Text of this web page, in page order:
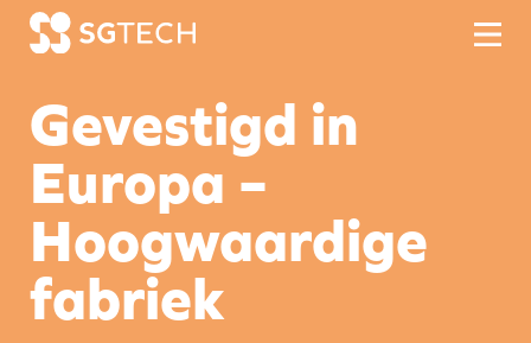
Skip to content
Gevestigd in
Europa –
Hoogwaardige
fabriek